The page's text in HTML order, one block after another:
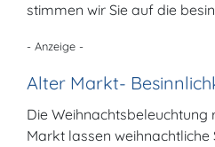
stimmen wir Sie auf die
- Anzeige -
Alter Markt-
Die Weihnachtsbeleuchtung
Markt lassen